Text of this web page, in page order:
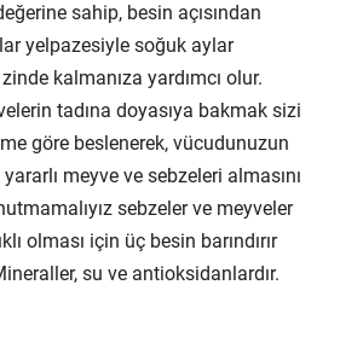
sahip, besin açısından
yelpazesiyle soğuk aylar
kalmanıza yardımcı olur.
tadına doyasıya bakmak sizi
göre beslenerek, vücudunuzun
meyve ve sebzeleri almasını
sebzeler ve meyveler
olması için üç besin barındırır
su ve antioksidanlardır.